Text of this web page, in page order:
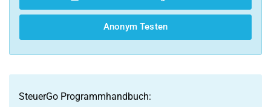
Anonym Testen
SteuerGo Programmhandbuch: